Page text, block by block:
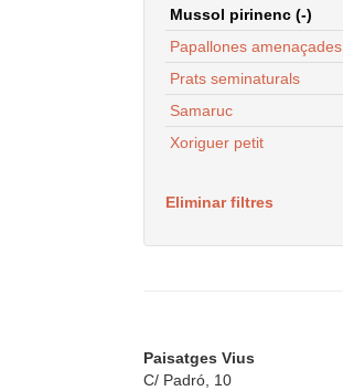
Mussol pirinenc (-)
Papallones amenaçades
Prats seminaturals
Samaruc
Xoriguer petit
Eliminar filtres
Paisatges Vius
C/ Padró, 10